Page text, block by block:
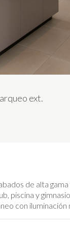
ext.
de alta
piscina y
con